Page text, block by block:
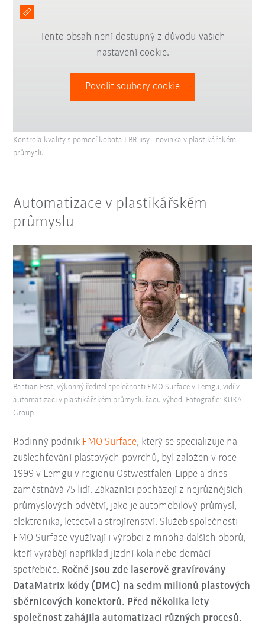
Tento obsah není dostupný z důvodu Vašich
nastavení cookie.
Povolit soubory cookie
Kontrola kvality s pomocí kobota LBR iisy - novinka v plastikářském
průmyslu.
Automatizace v plastikářském
průmyslu
Rodinný podnik FMO Surface, který se specializuje na
zušlechťování plastových povrchů, byl založen v roce
1999 v Lemgu v regionu Ostwestfalen-Lippe a dnes
zaměstnává 75 lidí. Zákazníci pocházejí z nejrůznějších
průmyslových odvětví, jako je automobilový průmysl,
elektronika, letectví a strojírenství. Služeb společnosti
FMO Surface využívají i výrobci z mnoha dalších oborů,
kteří vyrábějí například jízdní kola nebo domácí
spotřebiče. Ročně jsou zde laserově gravírovány
DataMatrix kódy (DMC) na sedm milionů plastových
sběrnicových konektorů. Před několika lety
společnost zahájila automatizaci různých procesů.
Bastian Fest, výkonný ředitel společnosti FMO Surface v Lemgu, vidí v
automatizaci v plastikářském průmyslu řadu výhod. Fotografie: KUKA
Group